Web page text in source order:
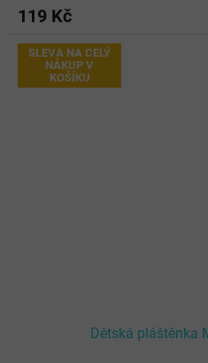
119 Kč
SLEVA NA CELÝ
NÁKUP V
KOŠÍKU
Dětská pláštěnka